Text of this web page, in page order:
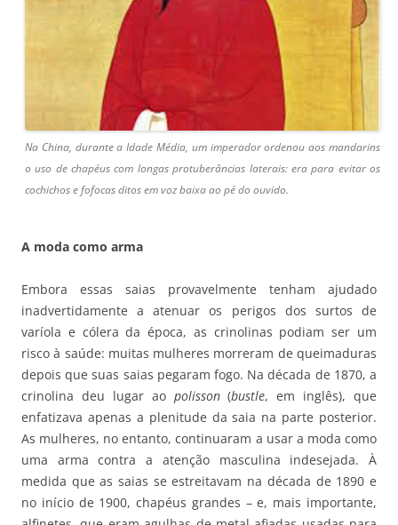
Na China, durante a Idade Média, um imperador ordenou aos mandarins
o uso de chapéus com longas protuberâncias laterais: era para evitar os
cochichos e fofocas ditos em voz baixa ao pé do ouvido.
A moda como arma
Embora essas saias provavelmente tenham ajudado
inadvertidamente a atenuar os perigos dos surtos de
varíola e cólera da época, as crinolinas podiam ser um
risco à saúde: muitas mulheres morreram de queimaduras
depois que suas saias pegaram fogo. Na década de 1870, a
crinolina deu lugar aopolisson(bustle, em inglês), que
enfatizava apenas a plenitude da saia na parte posterior.
As mulheres, no entanto, continuaram a usar a moda como
uma arma contra a atenção masculina indesejada. À
medida que as saias se estreitavam na década de 1890 e
no início de 1900, chapéus grandes – e, mais importante,